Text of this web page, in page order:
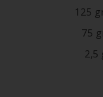
125
75
2,5